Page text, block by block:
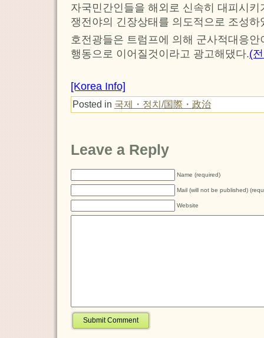
자국민간인들을 해외로 신속히 대피시
쟁전야의 긴장상태를 의도적으로 조성하
호전광들은 트럼프에 의해 군사적대응
행동으로 이어질것이라고 광고해댔다.(
[Korea Info]
Posted in 국제・정치/国際・政治
Leave a Reply
Name (required)
Mail (will not be published)
Website